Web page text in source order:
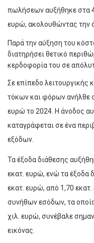
πωλήσεων αυξήθηκε στα
ευρώ, ακολουθώντας την
Παρά την αύξηση του
διατηρήσει θετικό
κερδοφορία του σε
Σε επίπεδο
τόκων και φόρων ανήλθε
ευρώ το 2024. Η άνοδος
καταγράφεται σε ένα
εξόδων.
Τα έξοδα διάθεσης
εκατ. ευρώ, ενώ τα έξοδα
εκατ. ευρώ, από 1,70
συνήθων εσόδων, τα
χιλ. ευρώ, συνέβαλε
εικόνας.